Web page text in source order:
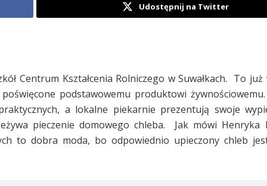
Udostępnij na Twitter
Centrum Kształcenia Rolniczego w Suwałkach. To
podstawowemu produktowi
a lokalne piekarnie prezentują swoje
pieczenie domowego chleba. Jak mówi Henryka
to dobra moda, bo odpowiednio upieczony chleb